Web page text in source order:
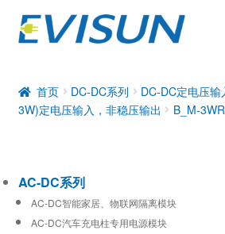
DC-DC系列
工业通信模块
首页 DC-DC系列 DC-DC定电压
3W)定电压输入，非稳压输出
B_M-
AC-DC系列
AC-DC智能家居、物联网隔离模块
AC-DC汽车充电柱专用电源模块